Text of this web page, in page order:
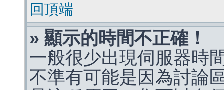
回頂端
» 顯示的時間不正確！
一般很少出現伺服器時
不準有可能是因為討論